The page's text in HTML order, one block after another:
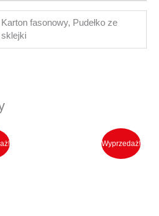
Karton fasonowy, Pudełko ze
sklejki
Wyprzedaż!
Ten
produkt
ma